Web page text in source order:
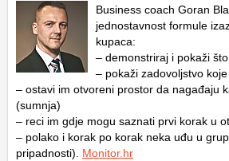
Business coach Goran
jednostavnost formule
kupaca:
– demonstriraj i pokaži
– pokaži zadovoljstvo
– ostavi im otvoreni prostor da nagađaju
(sumnja)
– reci im gdje mogu saznati prvi korak u
– polako i korak po korak neka uđu u
pripadnosti). Monitor.hr